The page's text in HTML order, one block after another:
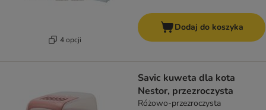
4 opcji
Dodaj do koszyka
Savic kuweta dla kota
Nestor, przezroczysta
Różowo-przezroczysta